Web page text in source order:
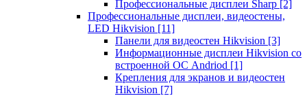
Профессиональные дисплеи Sharp [2]
Профессиональные дисплеи, видеостены,
LED Hikvision [11]
Панели для видеостен Hikvision [3]
Информационные дисплеи Hikvision со
встроенной ОС Andriod [1]
Крепления для экранов и видеостен
Hikvision [7]